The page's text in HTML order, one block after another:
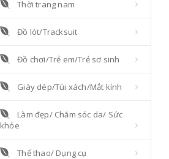
Thời trang nam
Đồ lót/Tracksuit
Đồ chơi/Trẻ em/Trẻ sơ sinh
Giày dép/Túi xách/Mắt kính
Làm đẹp/ Chăm sóc da/ Sức
khỏe
Thể thao/ Dụng cụ